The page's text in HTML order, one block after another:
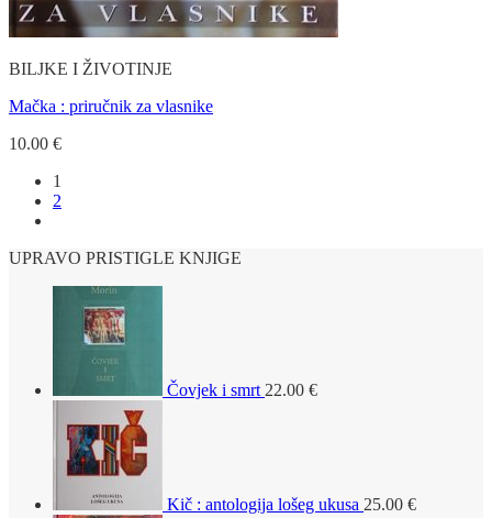
BILJKE I ŽIVOTINJE
Mačka : priručnik za vlasnike
10.00 €
1
2
UPRAVO PRISTIGLE KNJIGE
Čovjek i smrt 22.00 €
Kič : antologija lošeg ukusa 25.00 €